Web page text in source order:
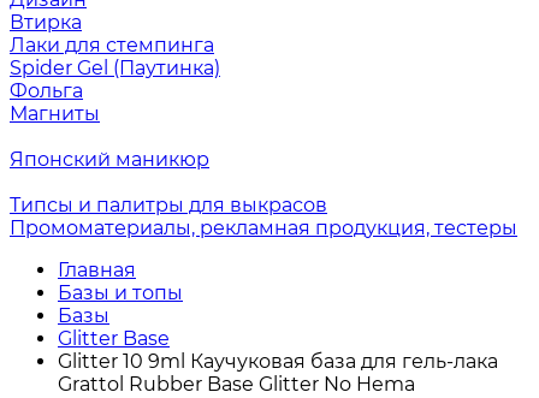
Втирка
Лаки для стемпинга
Spider Gel (Паутинка)
Фольга
Магниты
Японский маникюр
Типсы и палитры для выкрасов
Промоматериалы, рекламная продукция, тестеры
Главная
Базы и топы
Базы
Glitter Base
Glitter 10 9ml Каучуковая база для гель-лака
Grattol Rubber Base Glitter No Hema